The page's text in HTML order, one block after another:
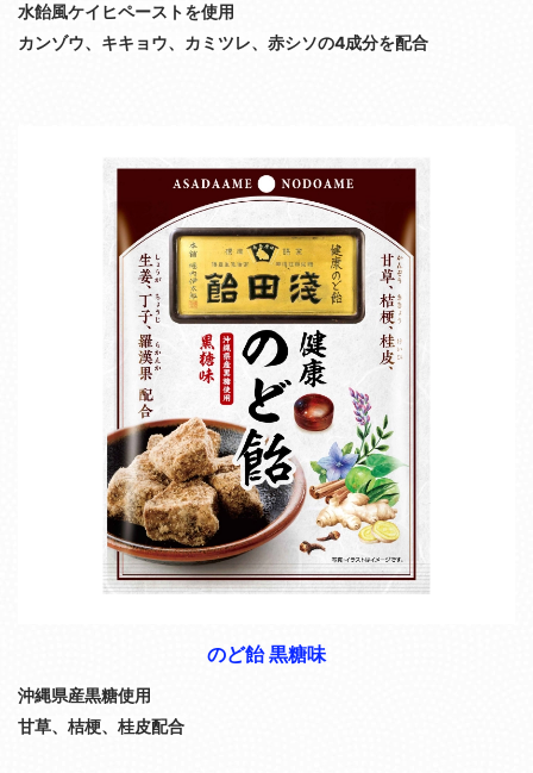
水飴風ケイヒペーストを使用
カンゾウ、キキョウ、カミツレ、赤シソの4成分を配合
のど飴 黒糖味
沖縄県産黒糖使用
甘草、桔梗、桂皮配合